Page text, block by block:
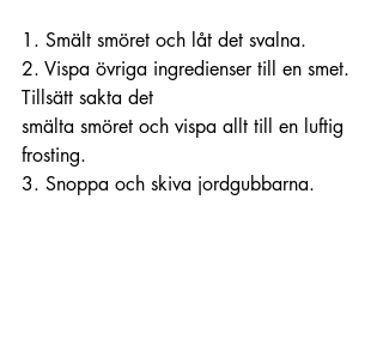
1. Smält smöret och låt det svalna.
2. Vispa övriga ingredienser till en smet.
Tillsätt sakta det
smälta smöret och vispa allt till en luftig
frosting.
3. Snoppa och skiva jordgubbarna.